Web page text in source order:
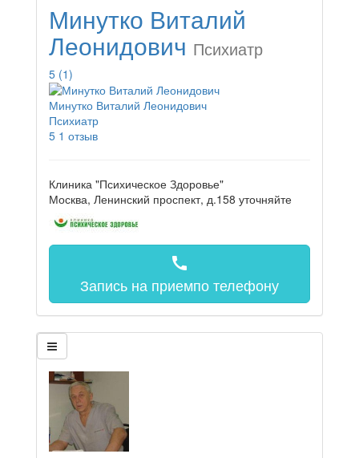
Минутко Виталий
Леонидович Психиатр
5 (1)
Минутко Виталий Леонидович
Психиатр
5 1 отзыв
Клиника "Психическое Здоровье"
Москва, Ленинский проспект, д.158 уточняйте
call
Запись на приемпо телефону